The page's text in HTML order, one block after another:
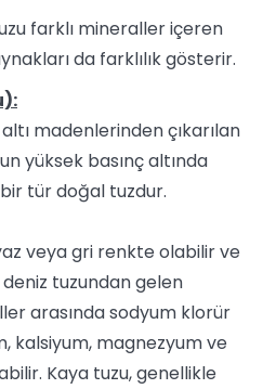
farklı mineraller içeren
da farklılık gösterir.
madenlerinden çıkarılan
yüksek basınç altında
tür doğal tuzdur.
veya gri renkte olabilir ve
tuzundan gelen
arasında sodyum klorür
kalsiyum, magnezyum ve
Kaya tuzu, genellikle